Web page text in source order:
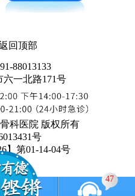
回顶部
88013133
六一北路171号
科医院 版权所有
号
】第01-14-04号
47